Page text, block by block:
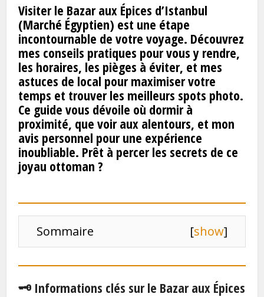
Visiter le Bazar aux Épices d’Istanbul
(Marché Égyptien) est une étape
incontournable de votre voyage. Découvrez
mes conseils pratiques pour vous y rendre,
les horaires, les pièges à éviter, et mes
astuces de local pour maximiser votre
temps et trouver les meilleurs spots photo.
Ce guide vous dévoile où dormir à
proximité, que voir aux alentours, et mon
avis personnel pour une expérience
inoubliable. Prêt à percer les secrets de ce
joyau ottoman ?
Sommaire [show]
🗝️ Informations clés sur le Bazar aux Épices